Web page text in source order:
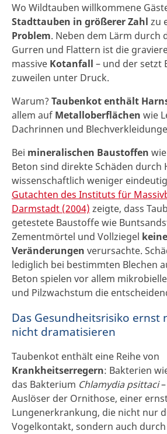
Wo Wildtauben willkommene
Stadttauben in größerer Zahl zu
Problem. Neben dem Lärm durch
Gurren und Flattern ist die
massive Kotanfall – und der setzt
zuweilen unter Druck.
Warum? Taubenkot enthält
allem auf Metalloberflächen wie
Dachrinnen und
Bei mineralischen Baustoffen
Beton sind direkte Schäden durch
wissenschaftlich weniger
Gutachten des Instituts für
Darmstadt (2004) zeigte, dass
getestete Baustoffe wie
Zementmörtel und Vollziegel
Veränderungen verursachte.
lediglich bei bestimmten Blechen
Beton spielen vor allem
und Pilzwachstum die
Das Gesundheitsrisiko ernst
nicht dramatisieren
Taubenkot enthält eine Reihe von
Krankheitserregern: Bakterien
das Bakterium Chlamydia psittaci–
Auslöser der Ornithose, einer
Lungenerkrankung, die nicht nur
Vogelkontakt, sondern auch